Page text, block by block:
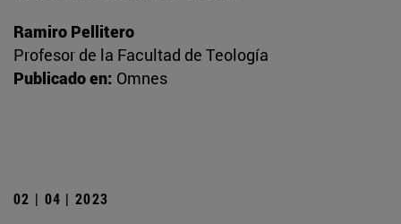
Ramiro Pellitero
Profesor de la Facultad de Teología
Publicado en: Omnes
02 | 04 | 2023